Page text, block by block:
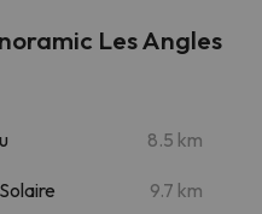
Les Angles
8.5 km
9.7 km